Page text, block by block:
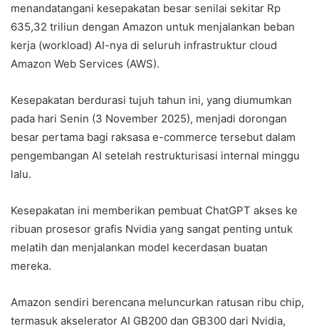
menandatangani kesepakatan besar senilai sekitar Rp
635,32 triliun dengan Amazon untuk menjalankan beban
kerja (workload) AI-nya di seluruh infrastruktur cloud
Amazon Web Services (AWS).
Kesepakatan berdurasi tujuh tahun ini, yang diumumkan
pada hari Senin (3 November 2025), menjadi dorongan
besar pertama bagi raksasa e-commerce tersebut dalam
pengembangan AI setelah restrukturisasi internal minggu
lalu.
Kesepakatan ini memberikan pembuat ChatGPT akses ke
ribuan prosesor grafis Nvidia yang sangat penting untuk
melatih dan menjalankan model kecerdasan buatan
mereka.
Amazon sendiri berencana meluncurkan ratusan ribu chip,
termasuk akselerator AI GB200 dan GB300 dari Nvidia,